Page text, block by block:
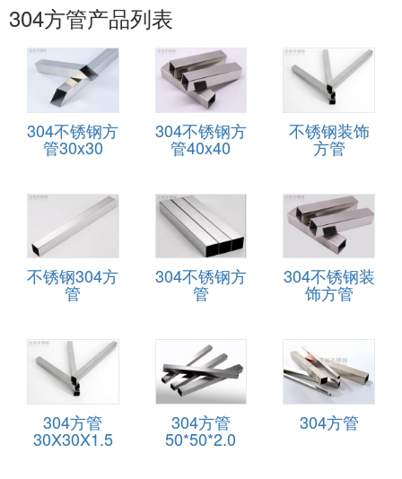
304方管产品列表
304不锈钢方
管30x30
304不锈钢方
管40x40
不锈钢装饰
方管
不锈钢304方
管
304不锈钢方
管
304不锈钢装
饰方管
304方管
30X30X1.5
304方管
50*50*2.0
304方管